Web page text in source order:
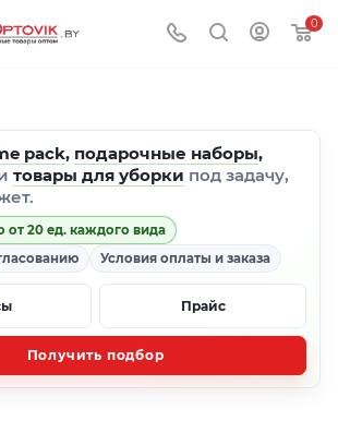
0
pack, подарочные наборы,
товары для уборки под задачу,
от 20 ед. каждого вида
Условия оплаты и заказа
Прайс
Получить подбор